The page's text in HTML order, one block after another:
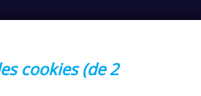
cookies (de 2